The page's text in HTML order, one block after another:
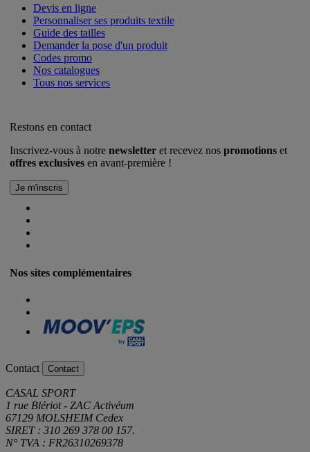
Devis en ligne
Personnaliser ses produits textile
Guide des tailles
Demander la pose d'un produit
Codes promo
Nos catalogues
Tous nos services
Restons en contact
Inscrivez-vous à notre newsletter et recevez nos promotions et
offres exclusives en avant-première !
Nos sites complémentaires
Contact Contact
CASAL SPORT
1 rue Blériot - ZAC Activéum
67129 MOLSHEIM Cedex
SIRET : 310 269 378 00 157.
N° TVA : FR26310269378